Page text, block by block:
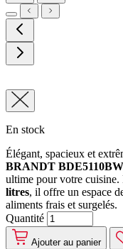
En stock
Élégant, spacieux et
BRANDT BDE5110BW
ultime pour votre cuisine.
litres, il offre un espace
aliments frais et surgelés.
Quantité
Ajouter au panier